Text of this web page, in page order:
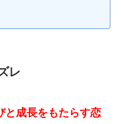
レ
と成長をもたらす恋